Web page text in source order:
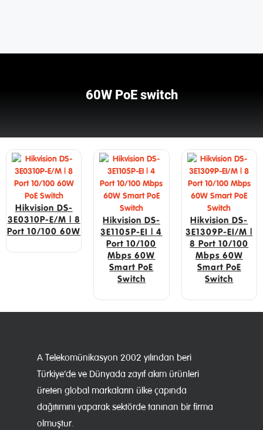
60W PoE switch
Hikvision DS-
3E0310P-E/M | 8
Port 10/100 60W
Hikvision DS-
3E1105P-EI | 4
Port 10/100
Mbps 60W
Smart PoE
Switch
Hikvision DS-
3E1309P-EI/M |
8 Port 10/100
Mbps 60W
Smart PoE
Switch
A Telekomünikasyon 2002 yılından beri
Türkiye’de ve Dünyada zayıf akım ürünleri
üreten global markaların ülke çapında
dağıtımını yaparak sektörde tanınan bir firma
olmuştur.